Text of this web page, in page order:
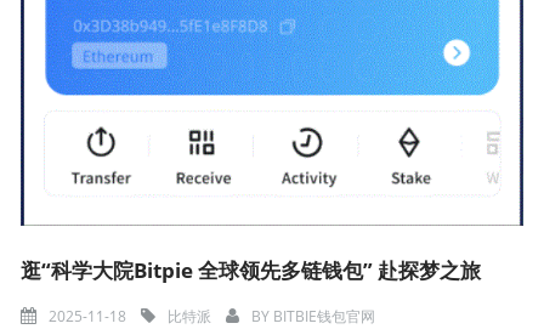
逛“科学大院Bitpie 全球领先多链钱包” 赴探梦之旅
2025-11-18 比特派 BY BITBIE钱包官网